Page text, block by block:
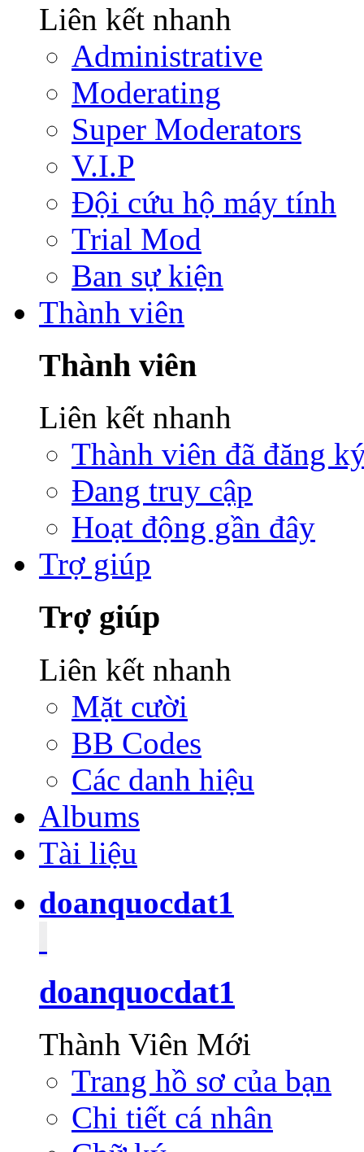
Liên kết nhanh
Administrative
Moderating
Super Moderators
V.I.P
Đội cứu hộ máy tính
Trial Mod
Ban sự kiện
Thành viên
Thành viên
Liên kết nhanh
Thành viên đã đăng
Đang truy cập
Hoạt động gần đây
Trợ giúp
Trợ giúp
Liên kết nhanh
Mặt cười
BB Codes
Các danh hiệu
Albums
Tài liệu
doanquocdat1
doanquocdat1
Thành Viên Mới
Trang hồ sơ của bạn
Chi tiết cá nhân